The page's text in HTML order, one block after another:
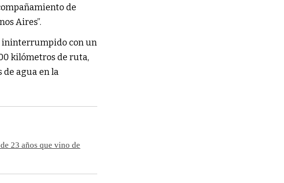
de
Aires”.
ininterrumpido con un
kilómetros de ruta,
agua en la
23 años que vino de